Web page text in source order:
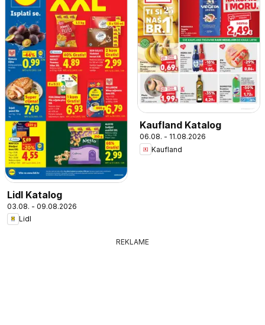
Lidl Katalog
03.08. - 09.08.2026
Lidl
Kaufland Katalog
06.08. - 11.08.2026
Kaufland
REKLAME